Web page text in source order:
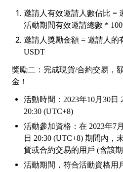
邀請人有效邀請人數佔比 =
活動期間有效邀請總數 *
邀請人獎勵金額 = 邀請人的
USDT
獎勵二：完成現貨/合約交易，
金！
活動時間 ： 2023年10月 30日
20:30 (UTC+8)
活動參加資格：在 2023年7
日 20:30 (UTC+8) 期 間內，
貨或合約交易的用戶 (含該
活動期間，符合活動資格用